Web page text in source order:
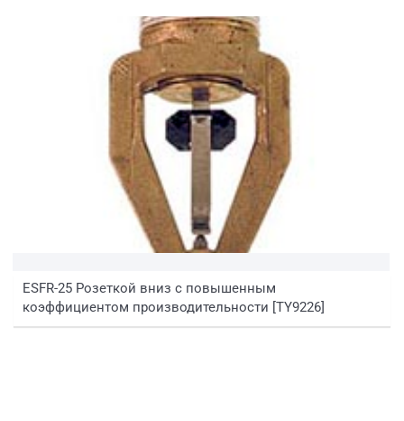
ESFR-25 Розеткой вниз с повышенным
коэффициентом производительности [TY9226]